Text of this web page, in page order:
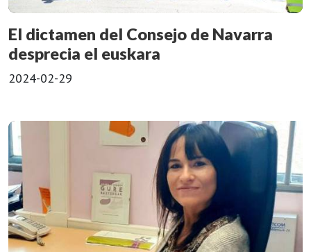
El dictamen del Consejo de Navarra
desprecia el euskara
2024-02-29